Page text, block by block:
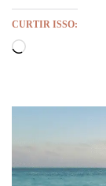
CURTIR ISSO: